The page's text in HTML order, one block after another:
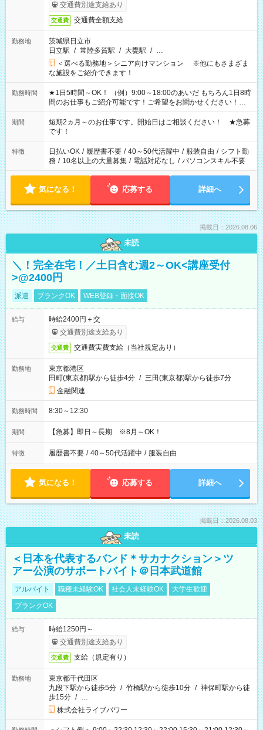
交通費別途支給あり
交通費 交通費全額支給
勤務地
茨城県日立市
日立駅 / 常陸多賀駅 / 大甕駅 / …
＜選べる勤務地＞シニア向けマンション ※他にもさまざま
な施設をご紹介できます！
勤務時間
★1日5時間～OK！ （例）9:00～18:00のあいだ もちろん1日8時
間のお仕事もご紹介可能です！ご希望をお聞かせください！★
家庭の都合でお休みが必要な場合も遠慮なくご相談ください。
※週最低15時間以上の勤務が必要です
期間
短期2ヵ月～のお仕事です。開始日はご相談ください！ ★急募
です！
特徴 日払いOK / 履歴書不要 / 40～50代活躍中 / 服装自由 / シフト勤
務 / 10名以上の大量募集 / 電話対応なし / パソコンスキル不要
気になる！ 応募する 詳細へ
掲載日：2026.08.06
未読
＼！完全在宅！／土日含む週2～OK<講座受付
>@2400円
派遣 ブランクOK WEB登録・面接OK
給与
時給2400円＋交
交通費別途支給あり
交通費 交通費実費支給（当社規定あり）
勤務地
東京都港区
田町(東京都)駅から徒歩4分 / 三田(東京都)駅から徒歩7分
金融関連
勤務時間 8:30～12:30
期間 【急募】即日～長期 ※8月～OK！
特徴 履歴書不要 / 40～50代活躍中 / 服装自由
気になる！ 応募する 詳細へ
掲載日：2026.08.03
未読
＜日本を代表するバンド＊サカナクション＞ツ
アー公演のサポートバイト＠日本武道館
アルバイト 職種未経験OK 社会人未経験OK
大学生歓迎
ブランクOK
給与
時給1250円～
交通費別途支給あり
交通費 支給（規定有り）
勤務地
東京都千代田区
九段下駅から徒歩5分 / 竹橋駅から徒歩10分 / 神保町駅から徒
歩15分 / …
株式会社ライブパワー